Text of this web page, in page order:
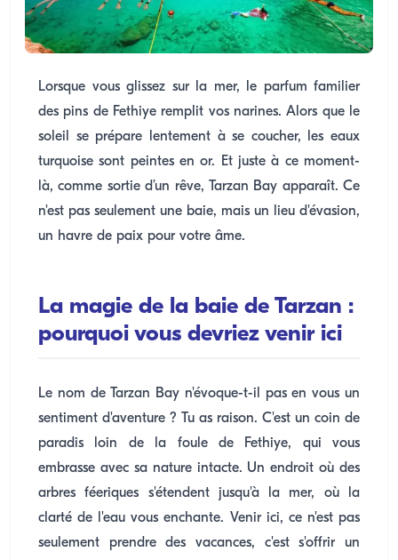
Lorsque vous glissez sur la mer, le parfum familier
des pins de Fethiye remplit vos narines. Alors que le
soleil se prépare lentement à se coucher, les eaux
turquoise sont peintes en or. Et juste à ce moment-
là, comme sortie d’un rêve, Tarzan Bay apparaît. Ce
n'est pas seulement une baie, mais un lieu d'évasion,
un havre de paix pour votre âme.
La magie de la baie de Tarzan :
pourquoi vous devriez venir ici
Le nom de Tarzan Bay n'évoque-t-il pas en vous un
sentiment d'aventure ? Tu as raison. C'est un coin de
paradis loin de la foule de Fethiye, qui vous
embrasse avec sa nature intacte. Un endroit où des
arbres féeriques s'étendent jusqu'à la mer, où la
clarté de l'eau vous enchante. Venir ici, ce n'est pas
seulement prendre des vacances, c'est s'offrir un